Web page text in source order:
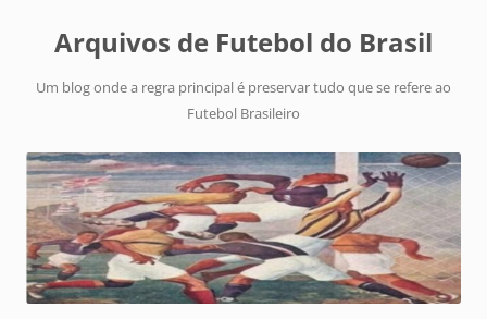
Arquivos de Futebol do Brasil
Um blog onde a regra principal é preservar tudo que se refere ao
Futebol Brasileiro